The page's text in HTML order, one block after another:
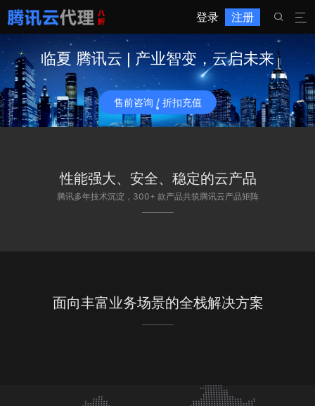
登录 注册 

临夏 腾讯云 | 产业智变，云启未来
售前咨询 / 折扣充值
性能强大、安全、稳定的云产品
腾讯多年技术沉淀，300+ 款产品共筑腾讯云产品矩阵
面向丰富业务场景的全栈解决方案